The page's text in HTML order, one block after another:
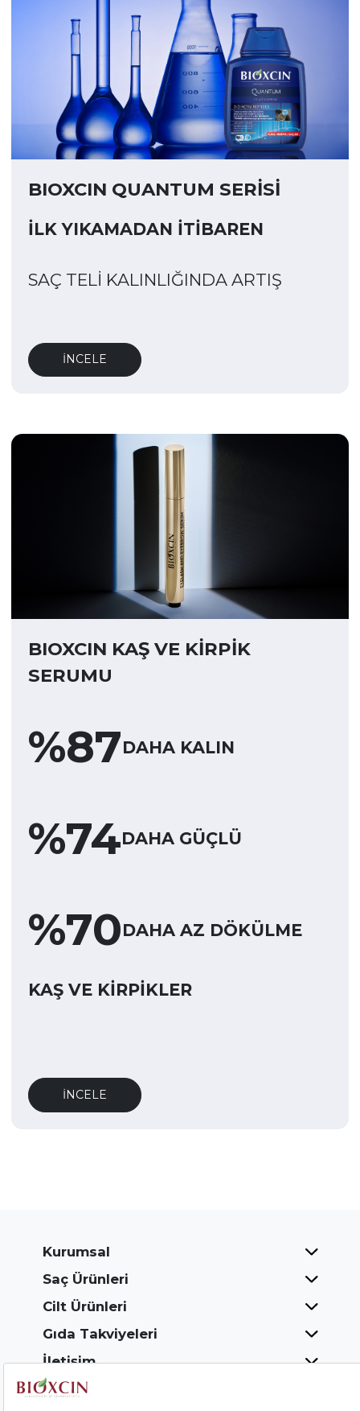
BIOXCIN QUANTUM SERİSİ
İLK YIKAMADAN İTİBAREN
SAÇ TELİ KALINLIĞINDA ARTIŞ
İNCELE
BIOXCIN KAŞ VE KİRPİK
SERUMU
%87DAHA KALIN
%74DAHA GÜÇLÜ
%70DAHA AZ DÖKÜLME
KAŞ VE KİRPİKLER
İNCELE
Kurumsal
Saç Ürünleri
Cilt Ürünleri
Gıda Takviyeleri
İletişim